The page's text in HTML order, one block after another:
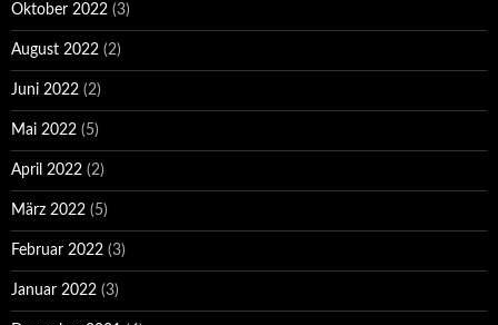
Oktober 2022 (3)
August 2022 (2)
Juni 2022 (2)
Mai 2022 (5)
April 2022 (2)
März 2022 (5)
Februar 2022 (3)
Januar 2022 (3)